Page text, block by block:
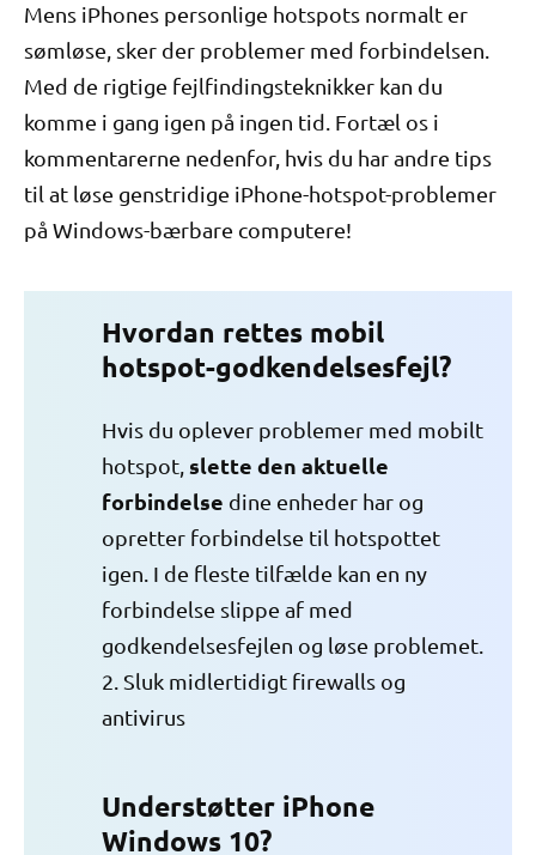
Mens iPhones personlige hotspots normalt er
sømløse, sker der problemer med forbindelsen.
Med de rigtige fejlfindingsteknikker kan du
komme i gang igen på ingen tid. Fortæl os i
kommentarerne nedenfor, hvis du har andre tips
til at løse genstridige iPhone-hotspot-problemer
på Windows-bærbare computere!
Hvordan rettes mobil
hotspot-godkendelsesfejl?
Hvis du oplever problemer med mobilt
hotspot, slette den aktuelle
forbindelse dine enheder har og
opretter forbindelse til hotspottet
igen. I de fleste tilfælde kan en ny
forbindelse slippe af med
godkendelsesfejlen og løse problemet.
2. Sluk midlertidigt firewalls og
antivirus
Understøtter iPhone
Windows 10?